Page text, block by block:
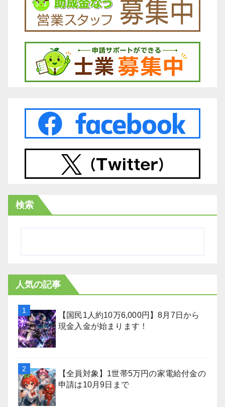
検索
人気の記事
【国民1人約10万6,000円】8月7日から
現金入金が始まります！
【全員対象】1世帯5万円の家電給付金の
申請は10月9日まで